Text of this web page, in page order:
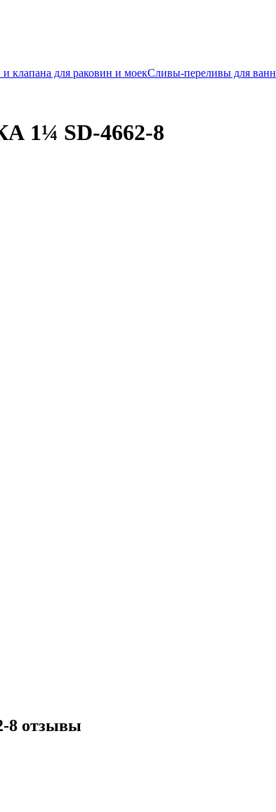
клапана для раковин и моекСливы-переливы для ванн
1¼ SD-4662-8
8 отзывы